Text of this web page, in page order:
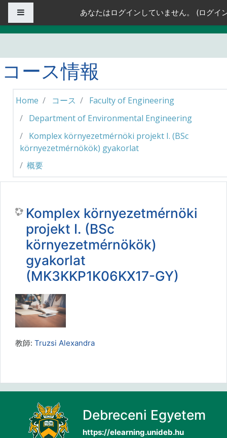
メインコンテンツへスキップする
あなたはログインしていません。 (ログイ
コース情報
Home コース
Faculty of Engineering
Department of Environmental Engineering
Komplex környezetmérnöki projekt I. (BSc
környezetmérnökök) gyakorlat
概要
Komplex környezetmérnöki
projekt I. (BSc
környezetmérnökök)
gyakorlat
(MK3KKP1K06KX17-GY)
教師: Truzsi Alexandra
Debreceni Egyetem
https://elearning.unideb.hu